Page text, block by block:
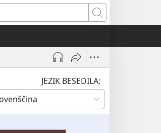
Išči
JEZIK BESEDILA: